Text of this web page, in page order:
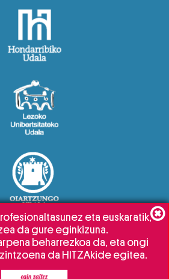
eta euskaratik,
da gure eginkizuna.
beharrezkoa da, eta ongi
da HITZAkide egitea.